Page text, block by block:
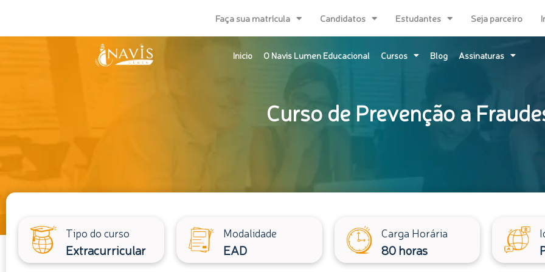
o
Faça sua matrícula Candidatos Estudantes Seja parceiro
Inicio O Navis Lumen Educacional Cursos Blog Assinaturas
Curso de Prevenção a
Tipo do curso
Extracurricular
Modalidade
EAD
Carga Horária
80 horas